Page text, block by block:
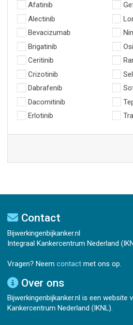
Afatinib
Alectinib
Bevacizumab
Brigatinib
Ceritinib
Crizotinib
Dabrafenib
Dacomitinib
Erlotinib
Contact
Bijwerkingenbijkanker.nl
Integraal Kankercentrum Nederland
Vragen? Neem contact met ons op.
Over ons
Bijwerkingenbijkanker.nl is een website
Kankercentrum Nederland (IKNL).